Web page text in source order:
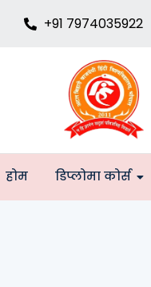
+91 7974035922
होम डिप्लोमा कोर्स